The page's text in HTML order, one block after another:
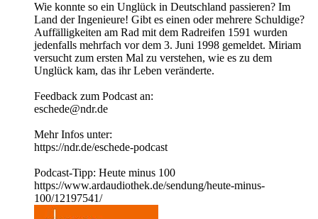
Wie konnte so ein Unglück in Deutschland passieren? Im
Land der Ingenieure! Gibt es einen oder mehrere Schuldige?
Auffälligkeiten am Rad mit dem Radreifen 1591 wurden
jedenfalls mehrfach vor dem 3. Juni 1998 gemeldet. Miriam
versucht zum ersten Mal zu verstehen, wie es zu dem
Unglück kam, das ihr Leben veränderte.
Feedback zum Podcast an:
eschede@ndr.de
Mehr Infos unter:
https://ndr.de/eschede-podcast
Podcast-Tipp: Heute minus 100
https://www.ardaudiothek.de/sendung/heute-minus-
100/12197541/